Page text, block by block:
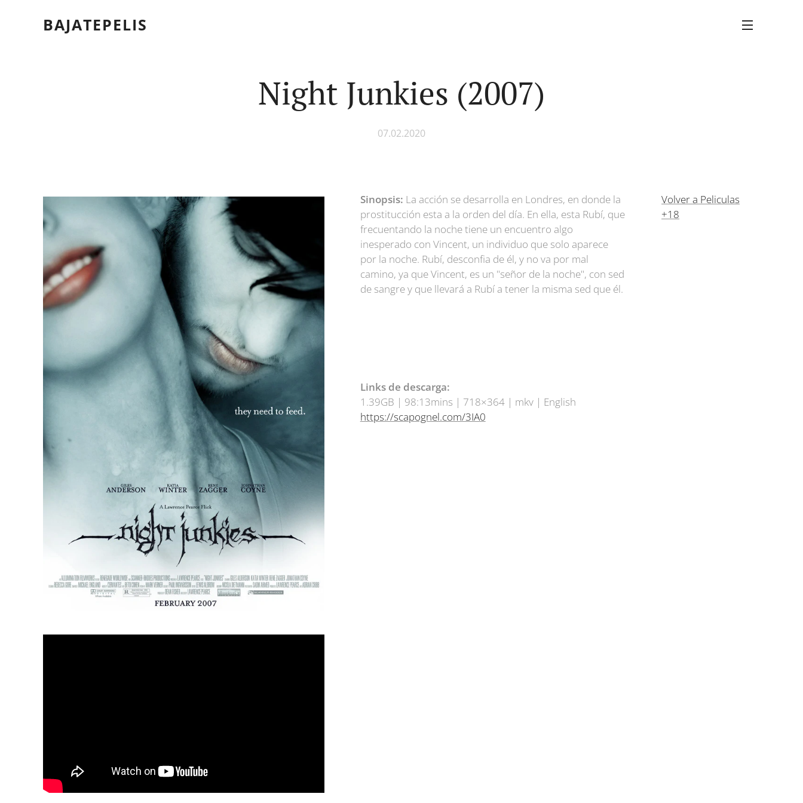
BAJATEPELIS
Night Junkies (2007)
07.02.2020
Sinopsis: La acción se desarrolla en Londres, en donde la
prostitucción esta a la orden del día. En ella, esta Rubí, que
frecuentando la noche tiene un encuentro algo
inesperado con Vincent, un individuo que solo aparece
por la noche. Rubí, desconfia de él, y no va por mal
camino, ya que Vincent, es un "señor de la noche", con sed
de sangre y que llevará a Rubí a tener la misma sed que él.
Links de descarga:
1.39GB | 98:13mins | 718×364 | mkv | English
https://scapognel.com/3IA0
Volver a Peliculas
+18